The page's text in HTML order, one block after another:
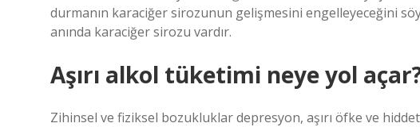
durmanın karaciğer sirozunun gelişmesini engelleyeceğini
anında karaciğer sirozu vardır.
Aşırı alkol tüketimi neye yol
Zihinsel ve fiziksel bozukluklar depresyon, aşırı öfke ve